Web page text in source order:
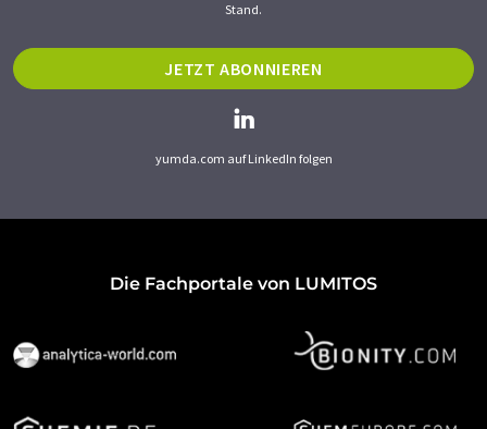
Stand.
JETZT ABONNIEREN
yumda.com auf LinkedIn folgen
Die Fachportale von LUMITOS